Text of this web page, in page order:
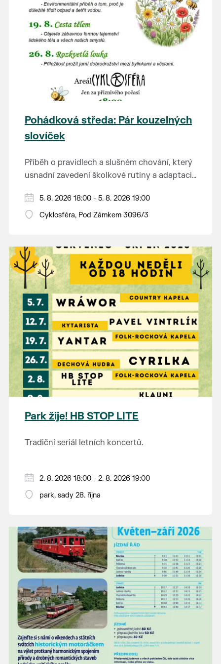
Pohádková středa: Pár kouzelných
slovíček
Příběh o pravidlech a slušném chování, který
usnadní zavedení školkové rutiny a adaptaci
Hraje se jen za příznivého počasí.
Vstupné dobrovolné.
5. 8. 2026 18:00 - 5. 8. 2026 19:00
Cyklosféra, Pod Zámkem 3096/3
Park žije! HB STOP LITE
Tradiční seriál letních koncertů.
2. 8. 2026 18:00 - 2. 8. 2026 19:00
park, sady 28. října